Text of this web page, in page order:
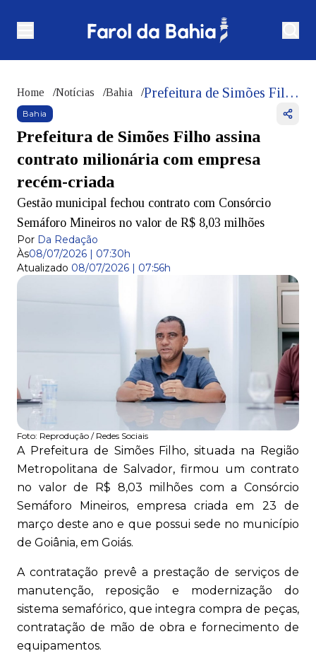
Home /Notícias /Bahia / Prefeitura de Simões Filho assina contrato milionária com empresa recém-criada
Bahia
Prefeitura de Simões Filho assina
contrato milionária com empresa
recém-criada
Gestão municipal fechou contrato com Consórcio
Semáforo Mineiros no valor de R$ 8,03 milhões
Por Da Redação
Às08/07/2026 | 07:30h
Atualizado 08/07/2026 | 07:56h
Foto: Reprodução / Redes Sociais
A Prefeitura de Simões Filho, situada na Região
Metropolitana de Salvador, firmou um contrato
no valor de R$ 8,03 milhões com a Consórcio
Semáforo Mineiros, empresa criada em 23 de
março deste ano e que possui sede no município
de Goiânia, em Goiás.
A contratação prevê a prestação de serviços de
manutenção, reposição e modernização do
sistema semafórico, que integra compra de peças,
contratação de mão de obra e fornecimento de
equipamentos.